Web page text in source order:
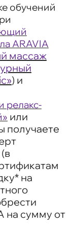
обучений
ARAVIA
массаж
) и
релакс-
или
получаете
на
на сумму от